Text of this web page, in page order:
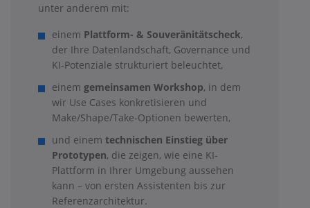
unter anderem mit:
einem Plattform- & Souveränitätscheck,
der Ihre Datenlandschaft, Governance und
KI-Potenziale strukturiert beleuchtet,
einem gemeinsamen Workshop, in dem
wir Use Cases konkretisieren und
Make/Shape/Take-Optionen bewerten,
und einem technischen Einstieg über
Prototypen, die zeigen, wie eine KI-
Plattform in Ihrer Umgebung aussehen
kann – von ersten Assistenten bis zur
Referenzarchitektur.